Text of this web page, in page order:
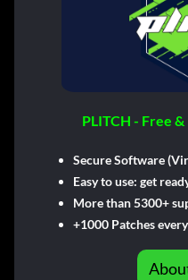
PLITCH - Free
Secure Software
Easy to use: get
More than 5300+
+1000 Patches